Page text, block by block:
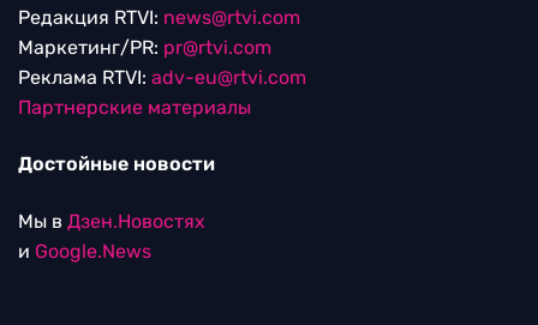
Редакция RTVI: news@rtvi.com
Маркетинг/PR: pr@rtvi.com
Реклама RTVI: adv-eu@rtvi.com
Партнерские материалы
Достойные новости
Мы в Дзен.Новостях
и Google.News